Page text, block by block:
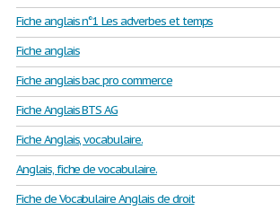
Fiche anglais n°1 Les adverbes et temps
Fiche anglais
Fiche anglais bac pro commerce
Fiche Anglais BTS AG
Fiche Anglais, vocabulaire.
Anglais, fiche de vocabulaire.
Fiche de Vocabulaire Anglais de droit